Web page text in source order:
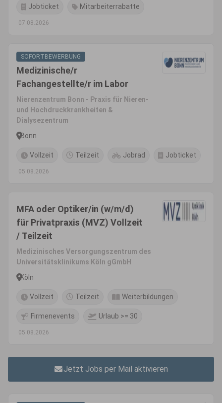
Jobticket Mitarbeiterrabatte
07.08.2026
SOFORTBEWERBUNG
Medizinische/r
Fachangestellte/r im Labor
Nierenzentrum Bonn - Praxis für Nieren-
und Hochdruckkrankheiten &
Dialysezentrum
Bonn
Vollzeit Teilzeit Jobrad Jobticket
05.08.2026
MFA oder Optiker/in (w/m/d)
für Privatpraxis (MVZ) Vollzeit
/ Teilzeit
Medizinisches Versorgungszentrum des
Universitätsklinikums Köln gGmbH
Köln
Vollzeit Teilzeit Weiterbildungen
Firmenevents Urlaub >= 30
05.08.2026
Jetzt Jobs per Mail aktivieren